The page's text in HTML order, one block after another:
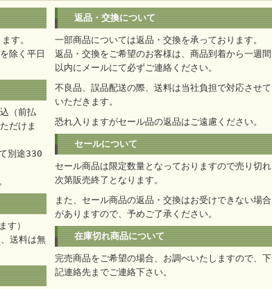
す。
除く平日
（前払
だけま
別途330
す）
送料は無
返品・交換について
一部商品については返品・交換を承っております。
返品・交換をご希望のお客様は、商品到着から一週間
以内にメールにて必ずご連絡ください。
不良品、誤品配送の際、送料は当社負担で対応させて
いただきます。
恐れ入りますがセール品の返品はご遠慮ください。
セールについて
セール商品は限定数量となっておりますので売り切れ
次第販売終了となります。
また、セール商品の返品・交換はお受けできない場合
がありますので、予めご了承ください。
在庫切れ商品について
完売商品をご希望の場合、お調べいたしますので、下
記連絡先までご連絡下さい。